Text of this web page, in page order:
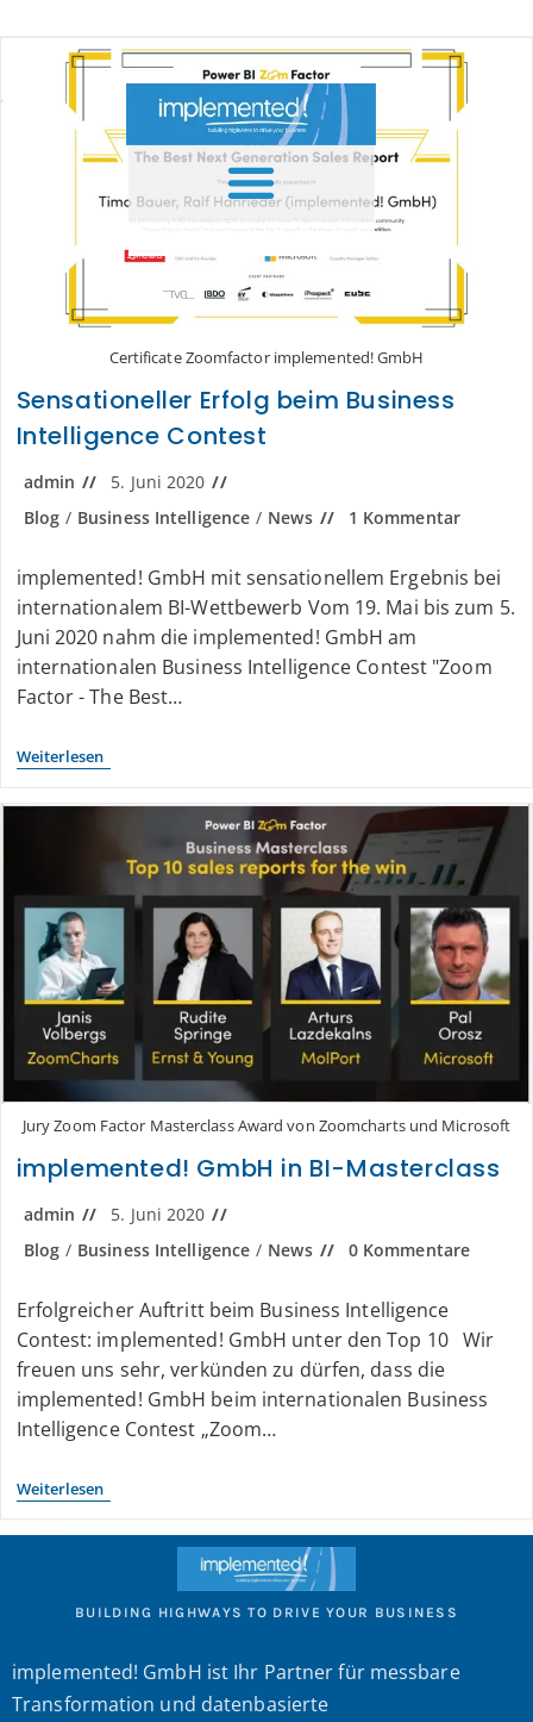
springen
Certificate Zoomfactor implemented! GmbH
Sensationeller Erfolg beim Business
Intelligence Contest
admin
5. Juni 2020
Blog / Business Intelligence / News 1 Kommentar
implemented! GmbH mit sensationellem Ergebnis bei
internationalem BI-Wettbewerb Vom 19. Mai bis zum 5.
Juni 2020 nahm die implemented! GmbH am
internationalen Business Intelligence Contest "Zoom
Factor - The Best…
Weiterlesen
Jury Zoom Factor Masterclass Award von Zoomcharts und Microsoft
implemented! GmbH in BI-Masterclass
admin
5. Juni 2020
Blog / Business Intelligence / News 0 Kommentare
Erfolgreicher Auftritt beim Business Intelligence
Contest: implemented! GmbH unter den Top 10 Wir
freuen uns sehr, verkünden zu dürfen, dass die
implemented! GmbH beim internationalen Business
Intelligence Contest „Zoom…
Weiterlesen
BUILDING HIGHWAYS TO DRIVE YOUR BUSINESS
implemented! GmbH ist Ihr Partner für messbare
Transformation und datenbasierte